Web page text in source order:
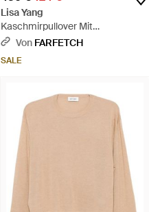
Lisa Yang
Kaschmirpullover Mit
Rundhalsausschnitt - Natur
Von FARFETCH
SALE